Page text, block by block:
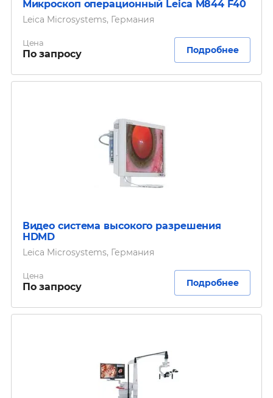
Микроскоп операционный Leica M844 F40
Leica Microsystems, Германия
Цена
По запросу Подробнее
Видео система высокого разрешения
HDMD
Leica Microsystems, Германия
Цена
По запросу Подробнее